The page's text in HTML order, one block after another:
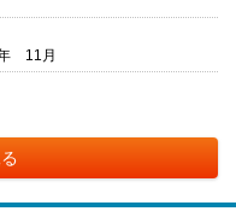
11月